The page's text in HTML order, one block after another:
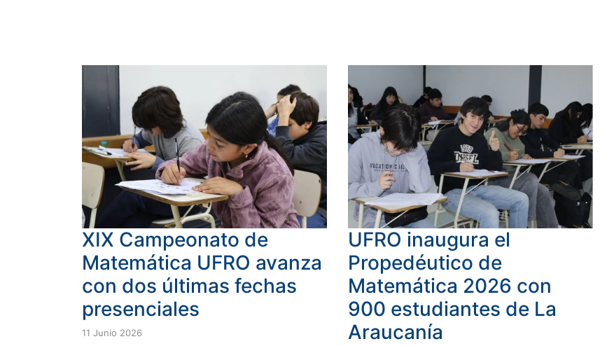
XIX Campeonato de
Matemática UFRO avanza
con dos últimas fechas
presenciales
11 Junio 2026
UFRO inaugura el
Propedéutico de
Matemática 2026 con
900 estudiantes de La
Araucanía